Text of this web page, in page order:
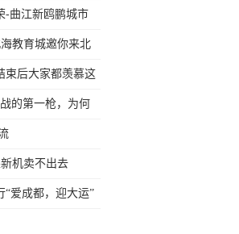
-曲江新鸥鹏城市
教育城邀你来北
束后大家都羡慕这
的第一枪，为何
机卖不出去
“爱成都，迎大运”